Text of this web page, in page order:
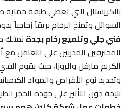
بالكريستال التي تعطي طبقة حماية
السوائل وتمنح الرخام بريقاً زجاجياً
فني جلي وتلميع رخام بجدةنمتلك
المحترفين المدربين على التعامل مع
الكريم مارفل والروزا، حيث يقوم الفني
وتحديد نوع الأقراص والمواد
نتيجة دون التأثير على جودة الحجر